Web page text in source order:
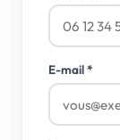
E-mail*